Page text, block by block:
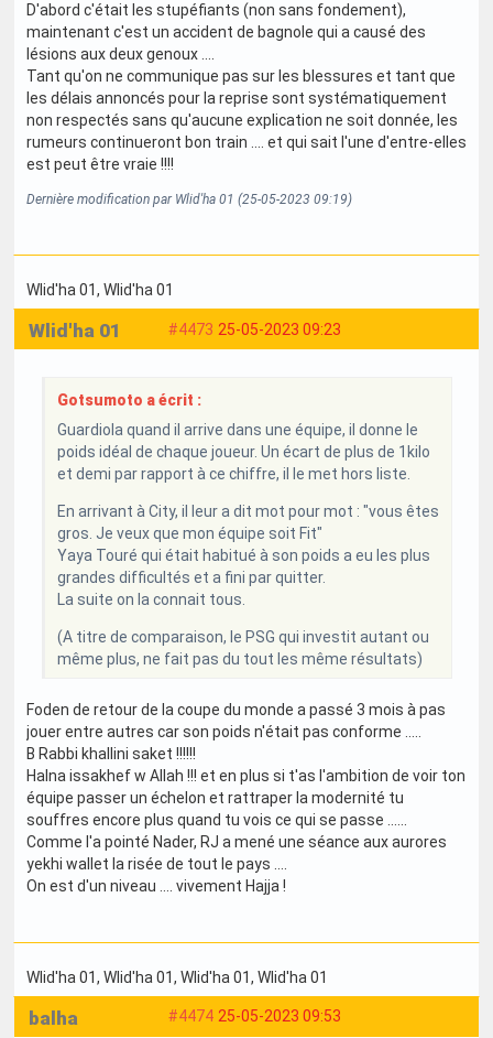
D'abord c'était les stupéfiants (non sans fondement),
maintenant c'est un accident de bagnole qui a causé des
lésions aux deux genoux ....
Tant qu'on ne communique pas sur les blessures et tant que
les délais annoncés pour la reprise sont systématiquement
non respectés sans qu'aucune explication ne soit donnée, les
rumeurs continueront bon train .... et qui sait l'une d'entre-elles
est peut être vraie !!!!
Dernière modification par Wlid'ha 01 (25-05-2023 09:19)
Wlid'ha 01, Wlid'ha 01
#4473 25-05-2023 09:23
Wlid'ha 01
Gotsumoto a écrit :
Guardiola quand il arrive dans une équipe, il donne le
poids idéal de chaque joueur. Un écart de plus de 1kilo
et demi par rapport à ce chiffre, il le met hors liste.
En arrivant à City, il leur a dit mot pour mot : "vous êtes
gros. Je veux que mon équipe soit Fit"
Yaya Touré qui était habitué à son poids a eu les plus
grandes difficultés et a fini par quitter.
La suite on la connait tous.
(A titre de comparaison, le PSG qui investit autant ou
même plus, ne fait pas du tout les même résultats)
Foden de retour de la coupe du monde a passé 3 mois à pas
jouer entre autres car son poids n'était pas conforme .....
B Rabbi khallini saket !!!!!!
Halna issakhef w Allah !!! et en plus si t'as l'ambition de voir ton
équipe passer un échelon et rattraper la modernité tu
souffres encore plus quand tu vois ce qui se passe ......
Comme l'a pointé Nader, RJ a mené une séance aux aurores
yekhi wallet la risée de tout le pays ....
On est d'un niveau .... vivement Hajja !
Wlid'ha 01, Wlid'ha 01, Wlid'ha 01, Wlid'ha 01
#4474 25-05-2023 09:53
balha